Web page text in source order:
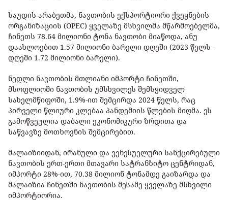
საუდის არაბეთმა, ნავთობის ექსპორტიორი ქვეყნების
ორგანიზაციის (OPEC) ყველაზე მსხვილმა მწარმოებელმა,
ჩინეთს 78.64 მილიონი ტონა ნავთობი მიაწოდა, ანუ
დაახლოებით 1.57 მილიონი ბარელი დღეში (2023 წელს -
დღეში 1.72 მილიონი ბარელი).
ნედლი ნავთობის მთლიანი იმპორტი ჩინეთში,
მსოფლიოში ნავთობის უმსხვილეს შემსყიდველ
სახელმწიფოში, 1.9%-ით შემცირდა 2024 წელს, რაც
პირველი წლიური კლებაა პანდემიის წლების მიღმა. ეს
გამოწვეულია დაბალი ეკონომიკური ზრდითა და
საწვავზე მოთხოვნის შემცირებით.
მალაიზიიდან, ირანული და ვენესუელური სანქცირებული
ნავთობის ერთ-ერთი მთავარი სატრანზიტო ცენტრიდან,
იმპორტი 28%-ით, 70.38 მილიონ ტონამდე გაიზარდა და
მალაიზია ჩინეთში ნავთობის მესამე ყველაზე მსხვილი
იმპორტიორია.